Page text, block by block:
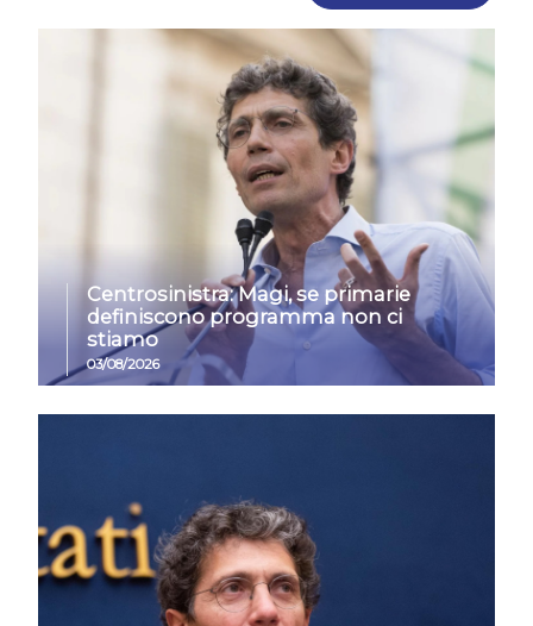
Centrosinistra: Magi, se primarie
definiscono programma non ci
stiamo
03/08/2026